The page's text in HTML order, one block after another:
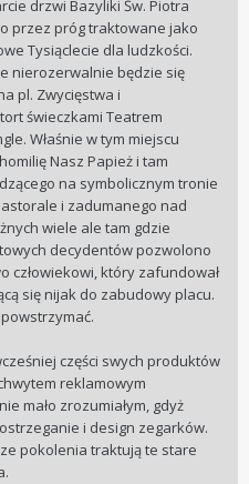
drzwi Bazyliki Św. Piotra
przez próg traktowane jako
Tysiąclecie dla ludzkości.
nierozerwalnie będzie się
pl. Zwycięstwa i
świeczkami Teatrem
Właśnie w tym miejscu
Nasz Papież i tam
na symbolicznym tronie
i zadumanego nad
wiele ale tam gdzie
decydentów pozwolono
człowiekowi, który zafundował
się nijak do zabudowy placu.
powstrzymać.
części swych produktów
reklamowym
mało zrozumiałym, gdyż
i design zegarków.
pokolenia traktują te stare